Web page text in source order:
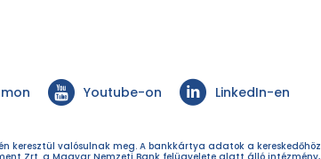
Youtube-on LinkedIn-en
keresztül valósulnak meg. A bankkártya adatok a kereskedőhöz